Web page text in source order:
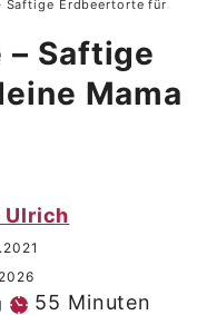
Saftige Erdbeertorte für
Saftige
Mama
Ulrich
55 Minuten
Minuten